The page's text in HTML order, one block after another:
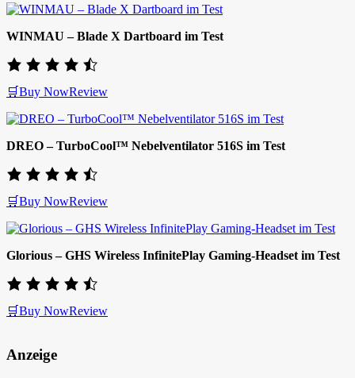
WINMAU – Blade X Dartboard im Test
🛒Buy NowReview
DREO – TurboCool™ Nebelventilator 516S im Test
🛒Buy NowReview
Glorious – GHS Wireless InfinitePlay Gaming-Headset im Test
🛒Buy NowReview
Anzeige